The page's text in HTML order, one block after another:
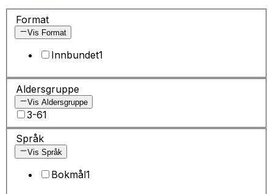
Format
Vis Format
Innbundet1
Aldersgruppe
Vis Aldersgruppe
3-61
Språk
Vis Språk
Bokmål1